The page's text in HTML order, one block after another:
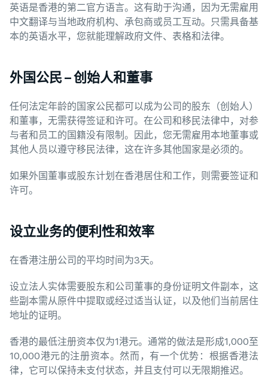
英语是香港的第二官方语言。这有助于沟通，因为无需雇用
中文翻译与当地政府机构、承包商或员工互动。只需具备基
本的英语水平，您就能理解政府文件、表格和法律。
外国公民 – 创始人和董事
任何法定年龄的国家公民都可以成为公司的股东（创始人）
和董事，无需获得签证和许可。在公司和移民法律中，对参
与者和员工的国籍没有限制。因此，您无需雇用本地董事或
其他人员以遵守移民法律，这在许多其他国家是必须的。
如果外国董事或股东计划在香港居住和工作，则需要签证和
许可。
设立业务的便利性和效率
在香港注册公司的平均时间为3天。
设立法人实体需要股东和公司董事的身份证明文件副本，这
些副本需从原件中提取或经过适当认证，以及他们当前居住
地址的证明。
香港的最低注册资本仅为1港元。通常的做法是形成1,000至
10,000港元的注册资本。然而，有一个优势：根据香港法
律，它可以保持未支付状态，并且支付可以无限期推迟。